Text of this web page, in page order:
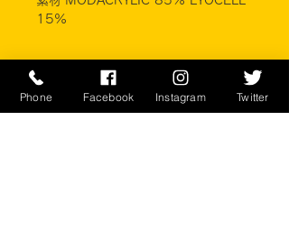
15%
※ご注意ください
実店舗と在庫共有しているため、注文
のタイミングにより売り切れとなって
Phone Facebook Instagram Twitter